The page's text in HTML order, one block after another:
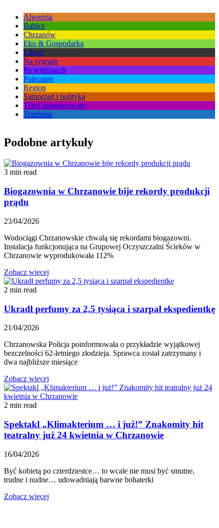
Alwernia
Babice
Chrzanów
Eko & Gospodarka
Libiąż
Na sygnale
Po godzinach
Polecamy
Region
Samorząd i polityka
Tekst sponsorowany
Trzebinia
Podobne artykuły
3 min read
Biogazownia w Chrzanowie bije rekordy produkcji
prądu
23/04/2026
Wodociągi Chrzanowskie chwalą się rekordami biogazowni.
Instalacja funkcjonująca na Grupowej Oczyszczalni Ścieków w
Chrzanowie wyprodukowała 112%
Zobacz więcej
2 min read
Ukradł perfumy za 2,5 tysiąca i szarpał ekspedientkę
21/04/2026
Chrzanowska Policja poinformowała o przykładzie wyjątkowej
bezczelności 62-letniego złodzieja. Sprawca został zatrzymany i
dwa najbliższe miesiące
Zobacz więcej
2 min read
Spektakl „Klimakterium … i już!” Znakomity hit
teatralny już 24 kwietnia w Chrzanowie
16/04/2026
Być kobietą po czterdziestce… to wcale nie musi być smutne,
trudne i nudne… udowadniają barwne bohaterki
Zobacz więcej